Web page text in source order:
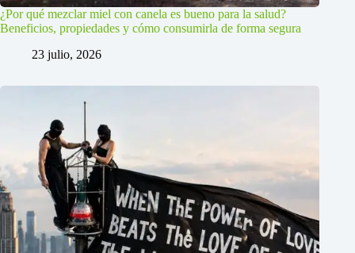
¿Por qué mezclar miel con canela es bueno para la salud?
Beneficios, propiedades y cómo consumirla de forma segura
23 julio, 2026